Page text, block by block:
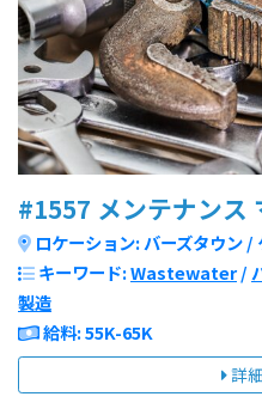
#1557 メンテナンス
ロケーション: バーズタウン /
キーワード:Wastewater/
製造
給料: 55K-65K
詳